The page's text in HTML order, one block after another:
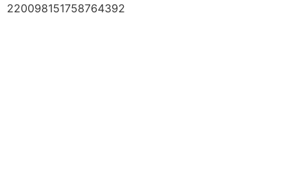
220098151758764392